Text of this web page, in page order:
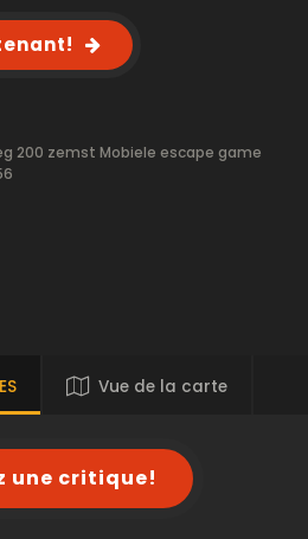
200 zemst Mobiele escape game
Vue de la carte
une critique!